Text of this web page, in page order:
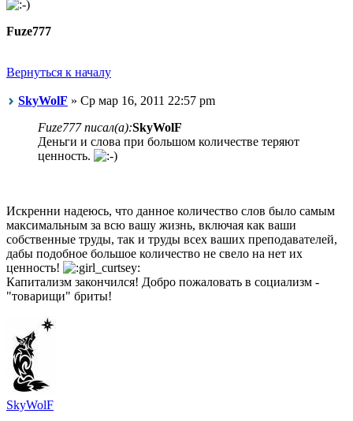
Fuze777
Вернуться к началу
SkyWolF » Ср мар 16, 2011 22:57 pm
Fuze777 писал(а):SkyWolF
Деньги и слова при большом количестве теряют
ценность.
Искренни надеюсь, что данное количество слов было самым
максимальным за всю вашу жизнь, включая как ваши
собственные труды, так и труды всех ваших преподавателей,
дабы подобное большое количество не свело на нет их
ценность!
Капитализм закончился! Добро пожаловать в социализм -
"товарищи" бриты!
SkyWolF